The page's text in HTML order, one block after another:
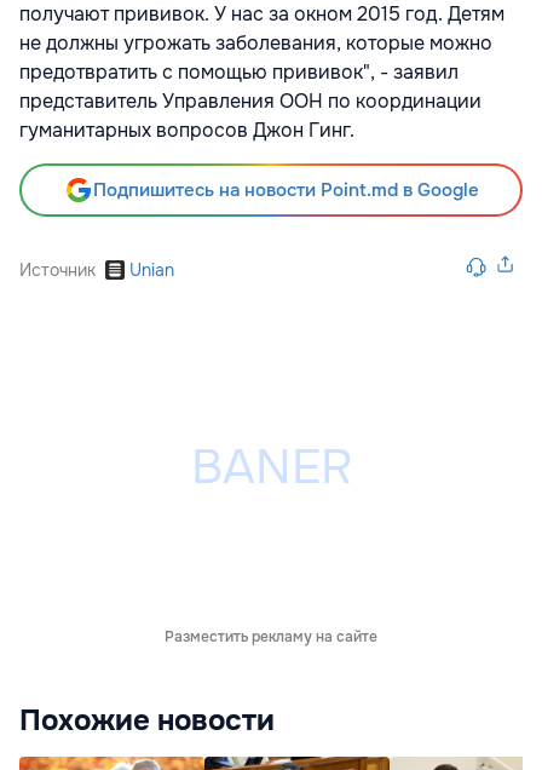
получают прививок. У нас за окном 2015 год. Детям
не должны угрожать заболевания, которые можно
предотвратить с помощью прививок", - заявил
представитель Управления ООН по координации
гуманитарных вопросов Джон Гинг.
Подпишитесь на новости Point.md в Google
Источник Unian
Разместить рекламу на сайте
Похожие новости